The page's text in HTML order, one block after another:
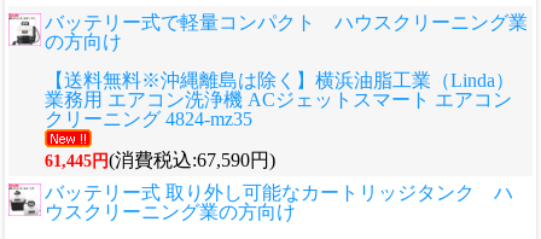
バッテリー式で軽量コンパクト ハウスクリーニング業
の方向け
【送料無料※沖縄離島は除く】横浜油脂工業（Linda）
業務用 エアコン洗浄機 ACジェットスマート エアコン
クリーニング 4824-mz35
61,445円(消費税込:67,590円)
バッテリー式 取り外し可能なカートリッジタンク ハ
ウスクリーニング業の方向け